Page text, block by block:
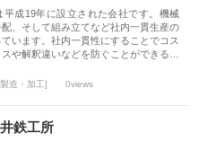
平成19年に設立された会社です。機械
、そして組み立てなど社内一貫生産の
います。社内一貫性にすることでコス
スや解釈違いなどを防ぐことができる…
造・加工] 0views
鉄工所